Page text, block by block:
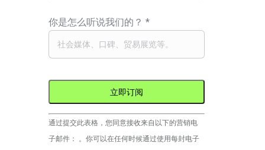
你是怎么听说我们的？*
Constant
Contact
通过提交此表格，您同意接收来自以下的营销电
子邮件： 。你可以在任何时候通过使用每封电子